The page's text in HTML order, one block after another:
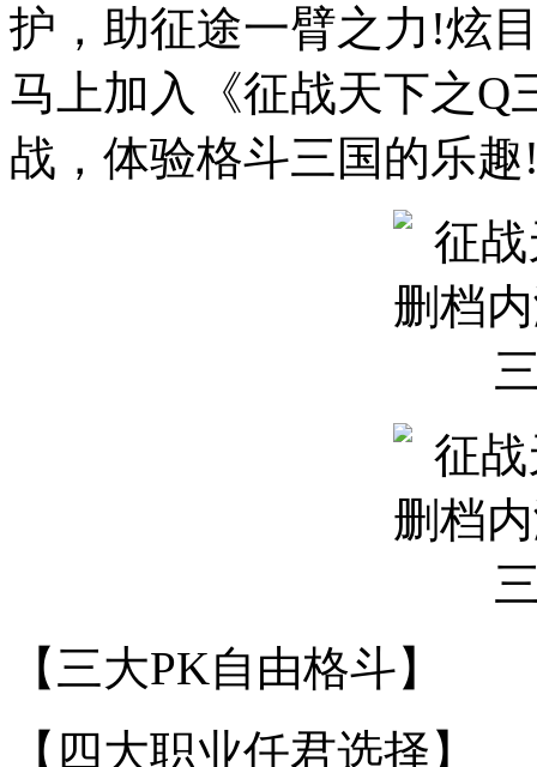
护，助征途一臂之力!炫
马上加入《征战天下之Q
战，体验格斗三国的乐趣
【三大PK自由格斗】
【四大职业任君选择】